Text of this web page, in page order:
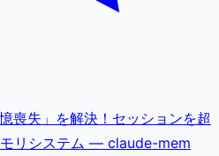
喪失」を解決！セッションを超
モリシステム — claude-mem